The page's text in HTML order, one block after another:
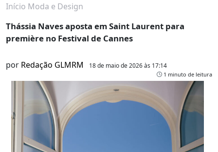
Início Moda e Design
Thássia Naves aposta em Saint Laurent para
première no Festival de Cannes
por Redação GLMRM 18 de maio de 2026 às 17:14
1 minuto de leitura